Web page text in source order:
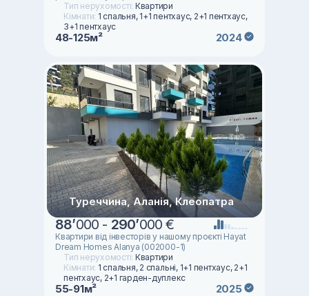
Тип нерухомості: Квартири
Кімнати: 1 спальня, 1+1 пентхаус, 2+1 пентхаус,
3+1 пентхаус
48-125м² 2024
Туреччина, Аланія, Клеопатра
88’000 - 290’000 €
Квартири від інвесторів у нашому проєкті Hayat
Dream Homes Alanya (002000-1)
Тип нерухомості: Квартири
Кімнати: 1 спальня, 2 спальні, 1+1 пентхаус, 2+1
пентхаус, 2+1 гарден-дуплекс
55-91м² 2025